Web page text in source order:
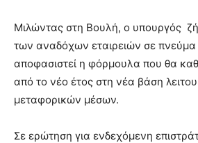
Μιλώντας στη Βουλή, ο υπουργός
των αναδόχων εταιρειών σε πνεύμα
αποφασιστεί η φόρμουλα που θα
από το νέο έτος στη νέα βάση
μεταφορικών μέσων.
Σε ερώτηση για ενδεχόμενη